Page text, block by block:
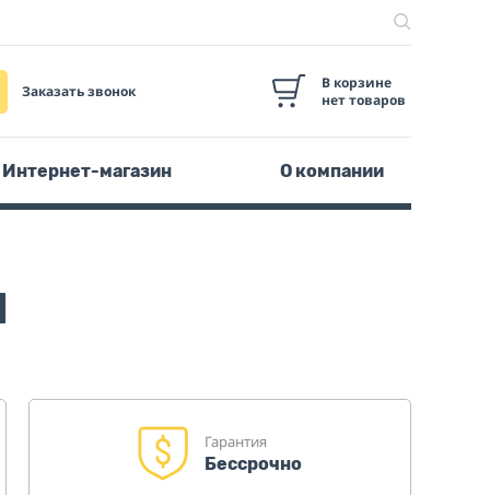
Заказать звонок
В корзине
нет товаров
Интернет-магазин О компании
Гарантия
Бессрочно